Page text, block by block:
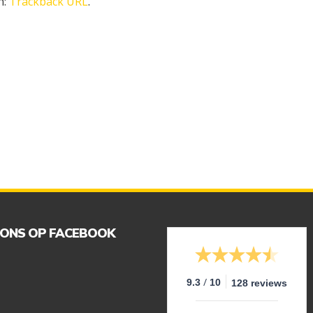
OP FACEBOOK
9.3 / 10 128 reviews